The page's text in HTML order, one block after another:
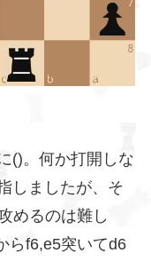
()。何か打開しな
しましたが、そ
めるのは難し
らf6,e5突いてd6